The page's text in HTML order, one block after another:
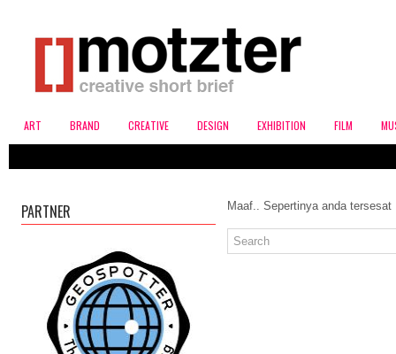
ART BRAND CREATIVE DESIGN EXHIBITION FILM
Maaf.. Sepertinya anda tersesat
PARTNER